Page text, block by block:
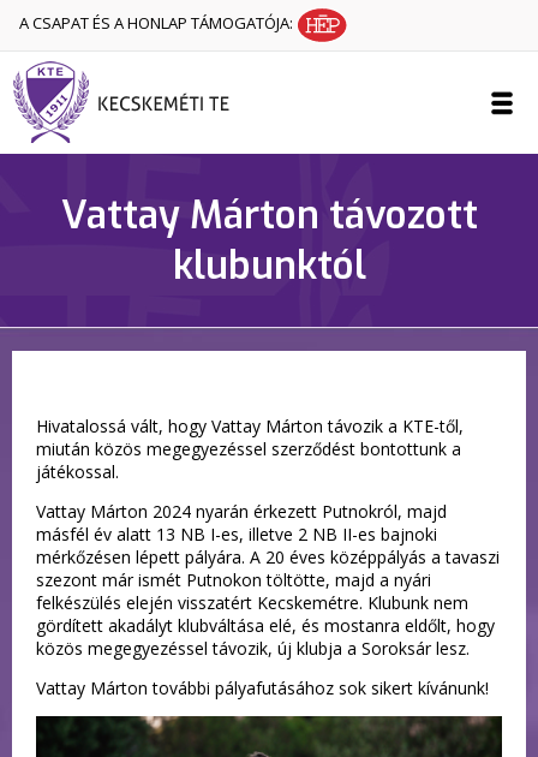
A CSAPAT ÉS A HONLAP TÁMOGATÓJA:
Vattay Márton távozott
klubunktól
Hivatalossá vált, hogy Vattay Márton távozik a KTE-től,
miután közös megegyezéssel szerződést bontottunk a
játékossal.
Vattay Márton 2024 nyarán érkezett Putnokról, majd
másfél év alatt 13 NB I-es, illetve 2 NB II-es bajnoki
mérkőzésen lépett pályára. A 20 éves középpályás a tavaszi
szezont már ismét Putnokon töltötte, majd a nyári
felkészülés elején visszatért Kecskemétre. Klubunk nem
gördített akadályt klubváltása elé, és mostanra eldőlt, hogy
közös megegyezéssel távozik, új klubja a Soroksár lesz.
Vattay Márton további pályafutásához sok sikert kívánunk!